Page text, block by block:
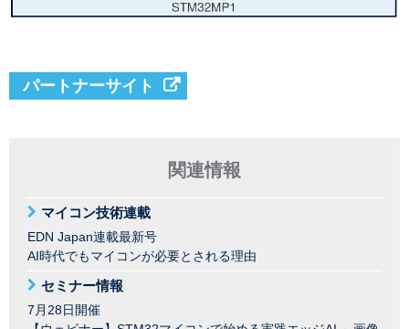
パートナーサイト
関連情報
マイコン技術連載
EDN Japan連載最新号
AI時代でもマイコンが必要とされる理由
セミナー情報
7月28日開催